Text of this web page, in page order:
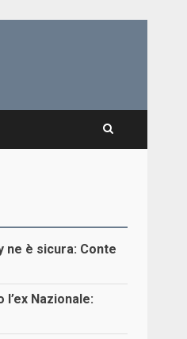
ne è sicura: Conte
Nazionale: